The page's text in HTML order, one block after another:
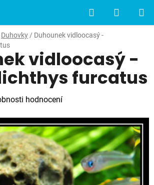
Hledat
KOŠÍK
Duhovky / Duhounek vidloocasý -
vidloocasý -
furcatus
hodnocení